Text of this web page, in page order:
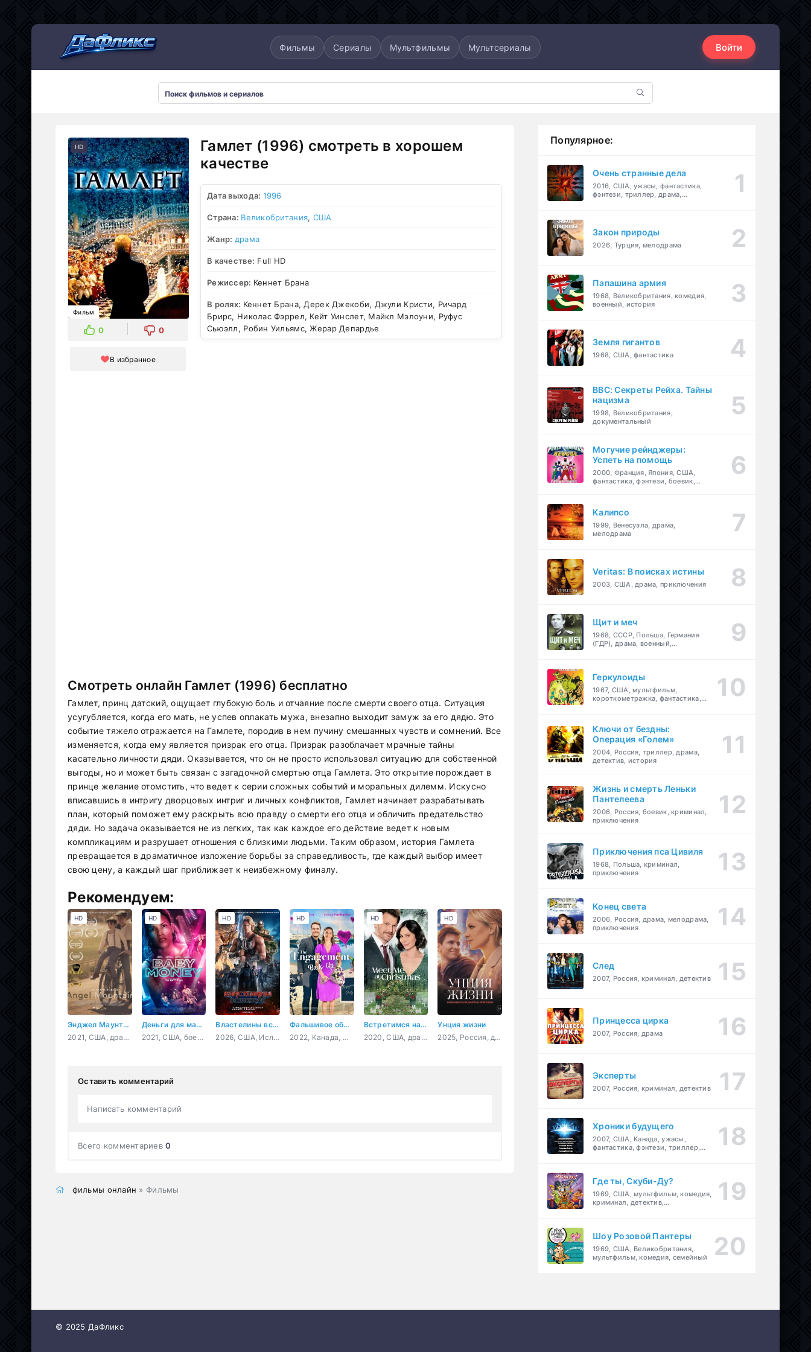
Фильмы Сериалы Мультфильмы Мультсериалы Войти
HD
Фильм
0 0
В избранное
Гамлет (1996) смотреть в хорошем
качестве
Дата выхода: 1996
Страна: Великобритания, США
Жанр: драма
В качестве: Full HD
Режиссер: Кеннет Брана
В ролях: Кеннет Брана, Дерек Джекоби, Джули Кристи, Ричард
Брирс, Николас Фэррел, Кейт Уинслет, Майкл Мэлоуни, Руфус
Сьюэлл, Робин Уильямс, Жерар Депардье
Смотреть онлайн Гамлет (1996) бесплатно
Гамлет, принц датский, ощущает глубокую боль и отчаяние после смерти своего отца. Ситуация
усугубляется, когда его мать, не успев оплакать мужа, внезапно выходит замуж за его дядю. Это
событие тяжело отражается на Гамлете, породив в нем пучину смешанных чувств и сомнений. Все
изменяется, когда ему является призрак его отца. Призрак разоблачает мрачные тайны
касательно личности дяди. Оказывается, что он не просто использовал ситуацию для собственной
выгоды, но и может быть связан с загадочной смертью отца Гамлета. Это открытие порождает в
принце желание отомстить, что ведет к серии сложных событий и моральных дилемм. Искусно
вписавшись в интригу дворцовых интриг и личных конфликтов, Гамлет начинает разрабатывать
план, который поможет ему раскрыть всю правду о смерти его отца и обличить предательство
дяди. Но задача оказывается не из легких, так как каждое его действие ведет к новым
компликациям и разрушает отношения с близкими людьми. Таким образом, история Гамлета
превращается в драматичное изложение борьбы за справедливость, где каждый выбор имеет
свою цену, а каждый шаг приближает к неизбежному финалу.
Рекомендуем:
Энджел Маунтин
2021, США, драма
HD
Деньги для малышки
2021, США, боевик, триллер
HD
Властелины вселенной
2026, США, Исландия, Австралия, Канада, фантастика, фэнтези, боевик, приключения, семейный
HD
Фальшивое обручение
2022, Канада, мелодрама, комедия
HD
Встретимся на Рождество
2020, США, драма, мелодрама
HD
Унция жизни
2025, Россия, драма
HD
Оставить комментарий
Написать комментарий
Всего комментариев0
фильмы онлайн » Фильмы
Популярное:
Очень странные дела
2016, США, ужасы, фантастика,
фэнтези, триллер, драма,
Закон природы
2026, Турция, мелодрама
Папашина армия
1968, Великобритания, комедия,
военный, история
Земля гигантов
1968, США, фантастика
BBC: Секреты Рейха. Тайны
нацизма
1998, Великобритания,
документальный
Могучие рейнджеры:
Успеть на помощь
2000, Франция, Япония, США,
фантастика, фэнтези, боевик,
Калипсо
1999, Венесуэла, драма,
мелодрама
Veritas: В поисках истины
2003, США, драма, приключения
Щит и меч
1968, СССР, Польша, Германия
(ГДР), драма, военный,
Геркулоиды
1967, США, мультфильм,
короткометражка, фантастика,
Ключи от бездны:
Операция «Голем»
2004, Россия, триллер, драма,
детектив, история
Жизнь и смерть Леньки
Пантелеева
2006, Россия, боевик, криминал,
приключения
Приключения пса Цивиля
1968, Польша, криминал,
приключения
Конец света
2006, Россия, драма, мелодрама,
приключения
След
2007, Россия, криминал, детектив
Принцесса цирка
2007, Россия, драма
Эксперты
2007, Россия, криминал, детектив
Хроники будущего
2007, США, Канада, ужасы,
фантастика, фэнтези, триллер,
Где ты, Скуби-Ду?
1969, США, мультфильм, комедия,
криминал, детектив,
Шоу Розовой Пантеры
1969, США, Великобритания,
мультфильм, комедия, семейный
© 2025 ДаФликс
Мультсериалы